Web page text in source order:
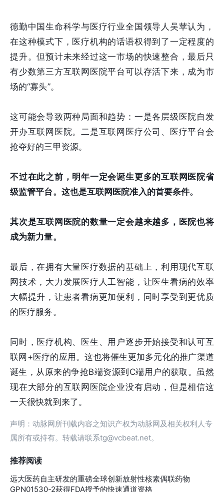
德勤中国生命科学与医疗行业全国领导人吴苹认为，
在这种模式下，医疗机构的话语权得到了一定程度的
提升。但预计未来经过这一市场的快速整合，最后只
有少数第三方互联网医院平台可以存活下来，成为市
场的“寡头”。
这可能会导致两种局面和趋势：一是各层级医院自发
开办互联网医院。二是互联网医疗公司、医疗平台会
抢夺好的三甲资源。
不过在此之前，明年一定会诞生更多的互联网医院省
级监管平台。这也是互联网医院准入的首要条件。
其次是互联网医院的数量一定会越来越多，医院也将
成为新力量。
最后，在拥有大量医疗数据的基础上，利用现代互联
网技术，大力发展医疗人工智能，让医生看病的效率
大幅提升，让患者看病更加便利，同时享受到更优质
的医疗服务。
同时，医疗机构、医生、用户逐步开始接受和认可互
联网+医疗的应用。这也将催生更加多元化的推广渠道
诞生，从原来的争抢B端资源到C端用户的获取。虽然
现在大部分的互联网医院企业没有启动，但是相信这
一天很快就到来了。
声明：动脉网所刊载内容之知识产权为动脉网及相关权利人专
属所有或持有。转载请联系tg@vcbeat.net。
推荐阅读
远大医药自主研发的重磅全球创新放射性核素偶联药物
GPN01530-2获得FDA授予的快速通道资格